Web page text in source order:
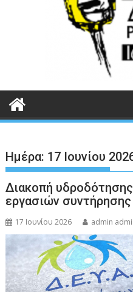
Ημέρα: 17 Ιουνίου
Διακοπή
εργασιών συντήρησης
17 Ιουνίου 2026 admin